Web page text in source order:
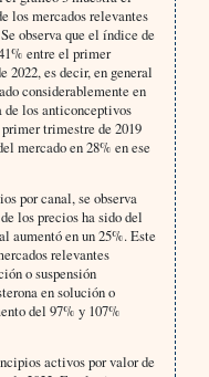
los mercados relevantes
observa que el índice de
entre el primer
2022, es decir, en general
considerablemente en
de los anticonceptivos
trimestre de 2019
mercado en 28% en ese
por canal, se observa
los precios ha sido del
aumentó en un 25%. Este
relevantes
o suspensión
en solución o
del 97% y 107%
activos por valor de